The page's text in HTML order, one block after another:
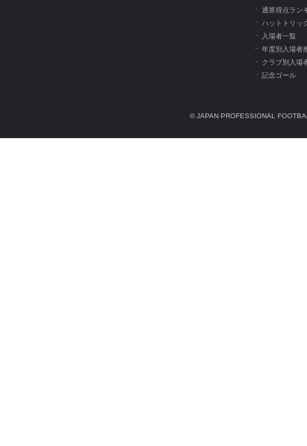
通算得点ラン
ハットトリッ
入場者一覧
年度別入場者
クラブ別入場
記念ゴール
© JAPAN PROFESSIONAL